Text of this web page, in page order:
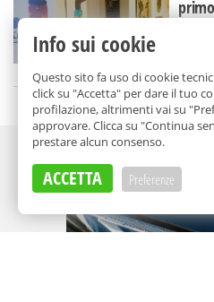
di
Info sui cookie
Questo sito fa uso di cookie
click su "Accetta" per dare il tuo
profilazione, altrimenti vai su
approvare. Clicca su "Continua
prestare alcun consenso.
ACCETTA Preferenze